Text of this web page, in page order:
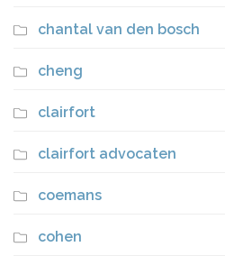
chantal van den bosch
cheng
clairfort
clairfort advocaten
coemans
cohen